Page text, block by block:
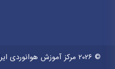
© 2026 مرکز آموزش هوانوردی ایران. تمامی حقوق محفوظ است